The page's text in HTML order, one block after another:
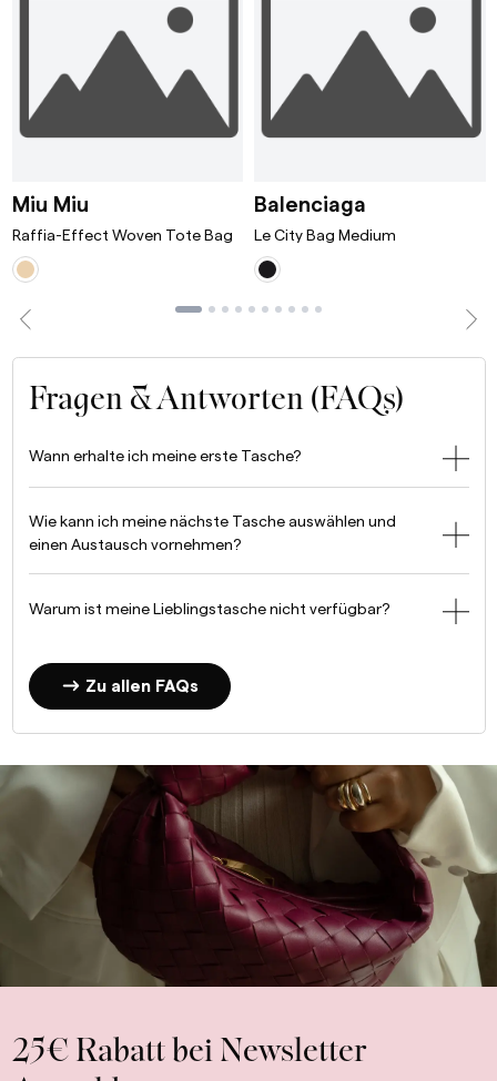
Bordeaux
Miu MiuRaffia-Effect Woven Tote Bag White/
Raffia-Effect Woven Tote Bag
Balenciaga
Le City Bag Medium
Fragen & Antworten (FAQs)
Wann erhalte ich meine erste Tasche?
Wie kann ich meine nächste Tasche auswählen und
einen Austausch vornehmen?
Warum ist meine Lieblingstasche nicht verfügbar?
Zu allen FAQs
25€ Rabatt bei Newsletter